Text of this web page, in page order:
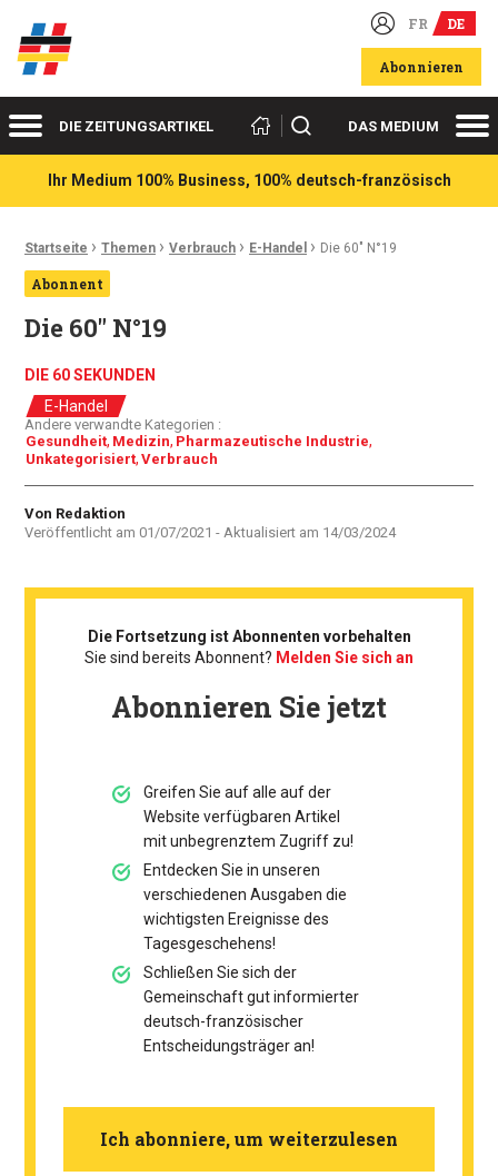
Deutsch-französische Wirtschaftsakteure FR DE
Abonnieren
MenüDIE ZEITUNGSARTIKEL Suchen DAS MEDIUM
Ihr Medium 100% Business, 100% deutsch-französisch
Ariadnefaden:
Startseite › Themen › Verbrauch › E-Handel › Die 60″ N°19
Abonnent
Die 60″ N°19
DIE 60 SEKUNDEN
E-Handel
Andere verwandte Kategorien :
Gesundheit Medizin Pharmazeutische Industrie
Unkategorisiert Verbrauch
Autor
Von Redaktion
Veröffentlicht am 01/07/2021 - Aktualisiert am 14/03/2024
Die Fortsetzung ist Abonnenten vorbehalten
Sie sind bereits Abonnent? Melden Sie sich an
Abonnieren Sie jetzt
Greifen Sie auf alle auf der
Website verfügbaren Artikel
mit unbegrenztem Zugriff zu!
Entdecken Sie in unseren
verschiedenen Ausgaben die
wichtigsten Ereignisse des
Tagesgeschehens!
Schließen Sie sich der
Gemeinschaft gut informierter
deutsch-französischer
Entscheidungsträger an!
Ich abonniere, um weiterzulesen